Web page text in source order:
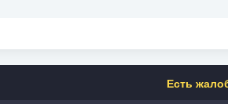
Есть